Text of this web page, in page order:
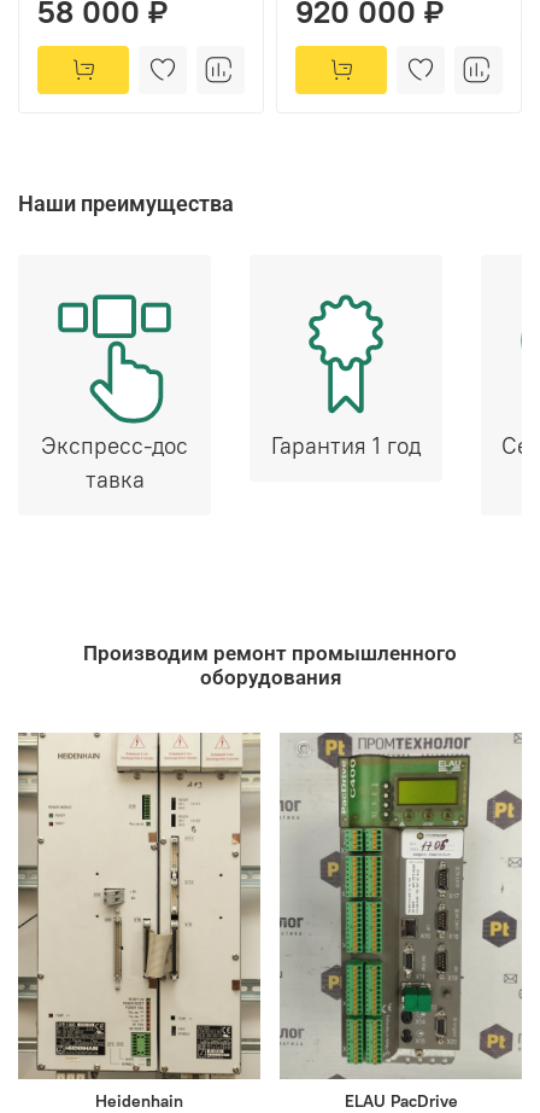
58 000 ₽ 920 000 ₽
Наши преимущества
Экспресс-дос
тавка
Гарантия 1 год
Производим ремонт промышленного
оборудования
Heidenhain ELAU PacDrive